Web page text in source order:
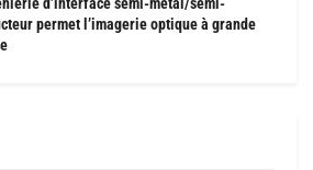
permet l’imagerie optique à grande